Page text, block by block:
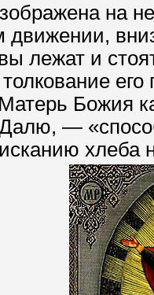
на
лежат и
Божия
—